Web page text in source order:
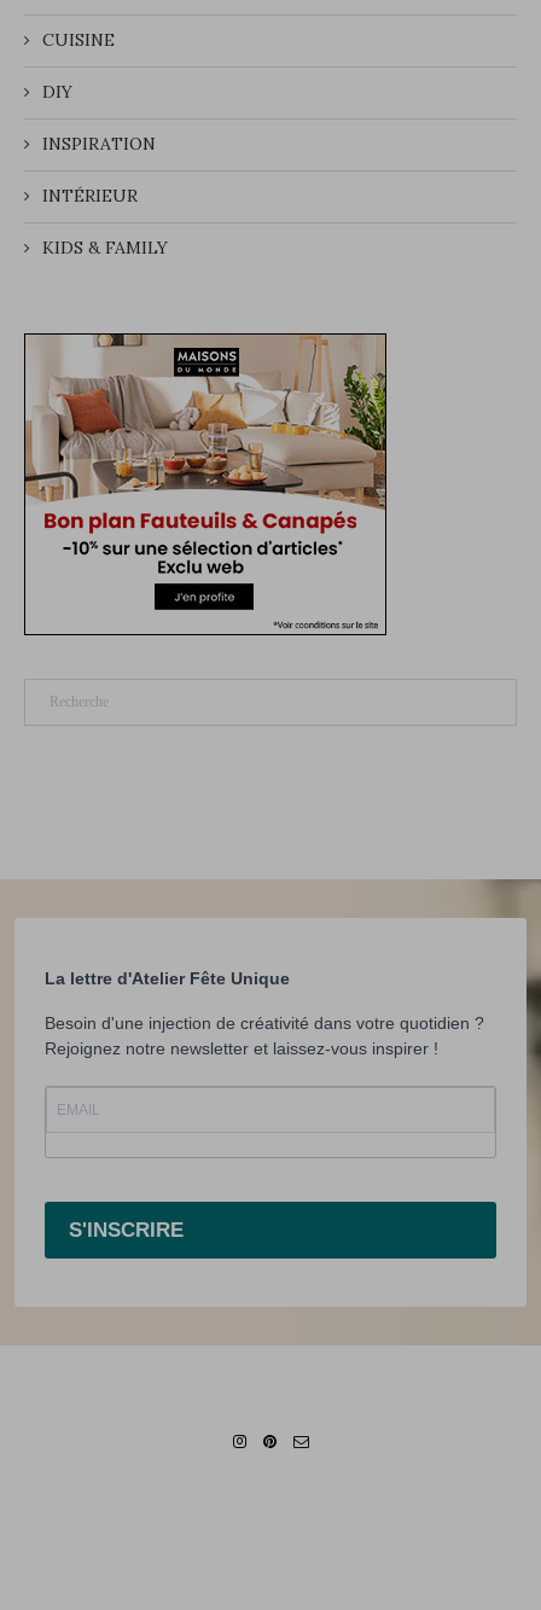
CUISINE
DIY
INSPIRATION
INTÉRIEUR
KIDS & FAMILY
La lettre d'Atelier Fête Unique
Besoin d'une injection de créativité dans votre quotidien ?
Rejoignez notre newsletter et laissez-vous inspirer !
S'INSCRIRE